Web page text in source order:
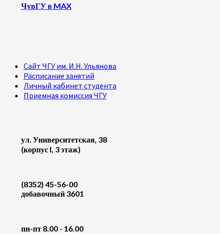
ЧувГУ в MAX
Сайт ЧГУ им. И.Н. Ульянова
Расписание занятий
Личный кабинет студента
Приемная комиссия ЧГУ
ул. Университетская, 38
(корпус I, 3 этаж)
(8352) 45-56-00
добавочный 3601
пн-пт 8.00 - 16.00